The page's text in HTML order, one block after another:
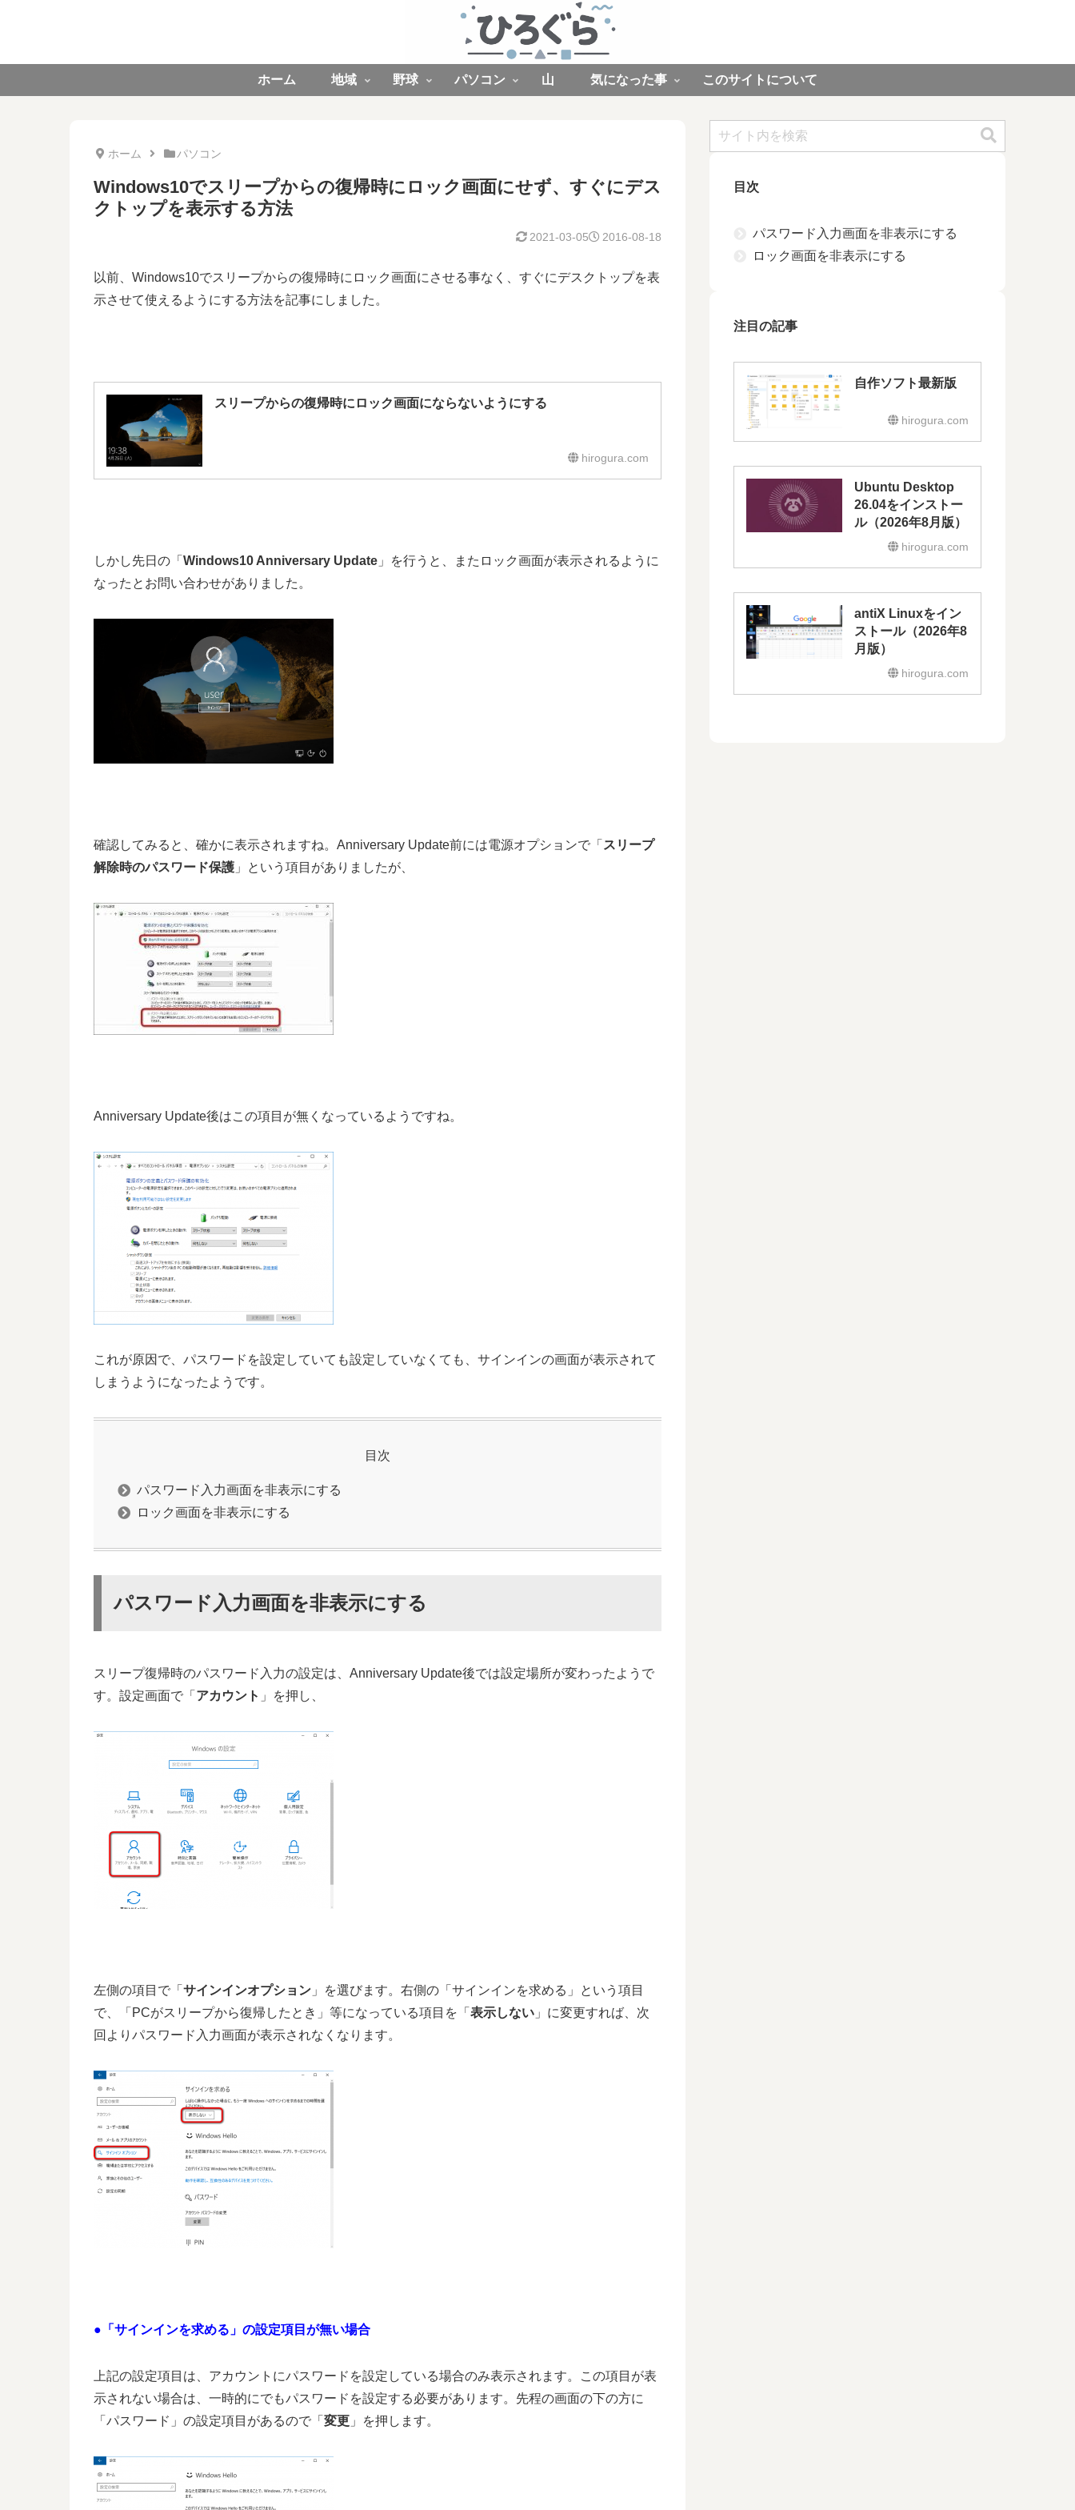
ホーム 地域 野球 パソコン 山 気になった事 このサイトについて
ホーム パソコン
Windows10でスリープからの復帰時にロック画面にせず、すぐにデス
クトップを表示する方法
2016-08-18
2021-03-05
以前、Windows10でスリープからの復帰時にロック画面にさせる事なく、すぐにデスクトップを表
示させて使えるようにする方法を記事にしました。
スリープからの復帰時にロック画面にならないようにする
hirogura.com
しかし先日の「 Windows10 Anniversary Update 」を行うと、またロック画面が表示されるように
なったとお問い合わせがありました。
確認してみると、確かに表示されますね。Anniversary Update前には電源オプションで「 スリープ
解除時のパスワード保護 」という項目がありましたが、
Anniversary Update後はこの項目が無くなっているようですね。
これが原因で、パスワードを設定していても設定していなくても、サインインの画面が表示されて
しまうようになったようです。
目次
パスワード入力画面を非表示にする
ロック画面を非表示にする
パスワード入力画面を非表示にする
スリープ復帰時のパスワード入力の設定は、Anniversary Update後では設定場所が変わったようで
す。設定画面で「 アカウント 」を押し、
左側の項目で「 サインインオプション 」を選びます。右側の「サインインを求める」という項目
で、「PCがスリープから復帰したとき」等になっている項目を「 表示しない 」に変更すれば、次
回よりパスワード入力画面が表示されなくなります。
●「サインインを求める」の設定項目が無い場合
上記の設定項目は、アカウントにパスワードを設定している場合のみ表示されます。この項目が表
示されない場合は、一時的にでもパスワードを設定する必要があります。先程の画面の下の方に
「パスワード」の設定項目があるので「 変更 」を押します。
目次
パスワード入力画面を非表示にする
ロック画面を非表示にする
注目の記事
自作ソフト最新版
hirogura.com
Ubuntu Desktop
26.04をインストー
ル（2026年8月版）
hirogura.com
antiX Linuxをイン
ストール（2026年8
月版）
hirogura.com